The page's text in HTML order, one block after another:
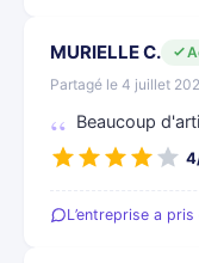
MURIELLE C.
Partagé le 4 juillet
Beaucoup
L’entreprise a